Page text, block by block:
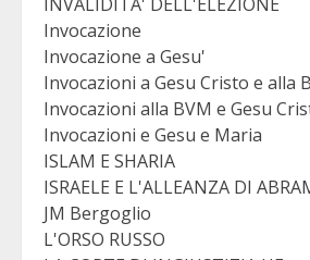
Invocazione
Invocazione a Gesu'
Invocazioni a Gesu Cristo e alla
Invocazioni alla BVM e Gesu
Invocazioni e Gesu e Maria
ISLAM E SHARIA
ISRAELE E L'ALLEANZA DI
JM Bergoglio
L'ORSO RUSSO